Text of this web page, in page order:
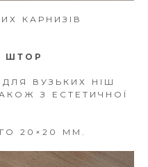
КАРНИЗІВ
ШТОР
ВУЗЬКИХ НІШ
З ЕСТЕТИЧНОЇ
20×20 ММ.